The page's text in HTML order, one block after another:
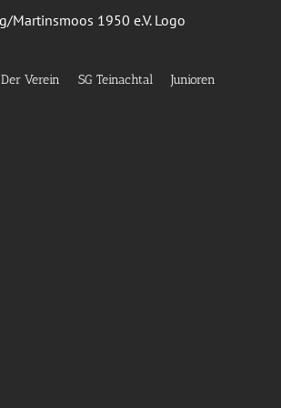
Der Verein SG Teinachtal Junioren